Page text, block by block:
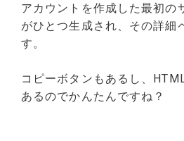
アカウントを作成した最初の
がひとつ生成され、その詳細
す。
コピーボタンもあるし、
あるのでかんたんですね？